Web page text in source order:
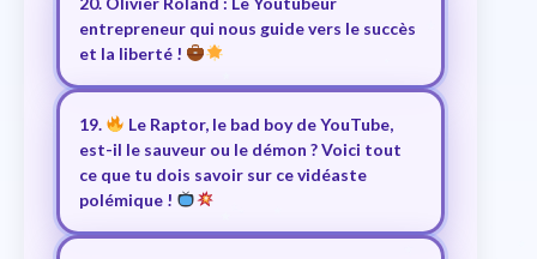
entrepreneur qui nous guide vers le succès
et la liberté !
19.
Le Raptor, le bad boy de YouTube,
est-il le sauveur ou le démon ? Voici tout
ce que tu dois savoir sur ce vidéaste
polémique !